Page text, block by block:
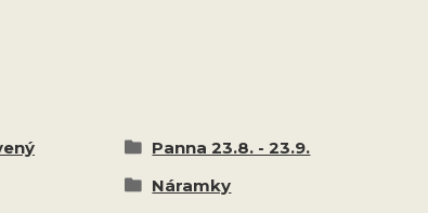
Panna 23.8. - 23.9.
Náramky